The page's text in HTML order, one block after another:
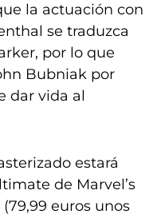
la actuación con
se traduzca
por lo que
Bubniak por
dar vida al
estará
de Marvel’s
euros unos